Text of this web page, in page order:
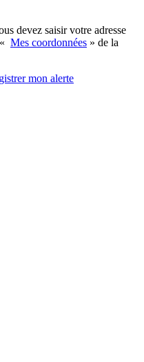
devez saisir votre adresse
Mes coordonnées » de la
mon alerte